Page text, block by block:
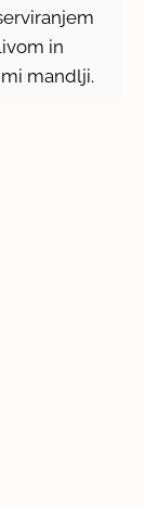
in
mandlji.